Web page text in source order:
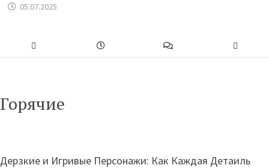
05.07.2025
Горячие
Дерзкие и Игривые Персонажи: Как Каждая Детаиль